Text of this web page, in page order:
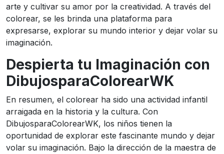
arte y cultivar su amor por la creatividad. A través del
colorear, se les brinda una plataforma para
expresarse, explorar su mundo interior y dejar volar su
imaginación.
Despierta tu Imaginación con
DibujosparaColorearWK
En resumen, el colorear ha sido una actividad infantil
arraigada en la historia y la cultura. Con
DibujosparaColorearWK, los niños tienen la
oportunidad de explorar este fascinante mundo y dejar
volar su imaginación. Bajo la dirección de la maestra de